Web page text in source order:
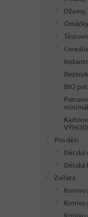
BIO
Pro děti
Dětská
Dětská
Zvířata
Krmivo
Krmivo
Krmivo